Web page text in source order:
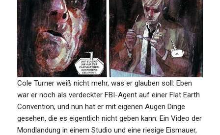
Cole Turner weiß nicht mehr, was er glauben soll: Eben
war er noch als verdeckter FBI-Agent auf einer Flat Earth
Convention, und nun hat er mit eigenen Augen Dinge
gesehen, die es eigentlich nicht geben kann: Ein Video der
Mondlandung in einem Studio und eine riesige Eismauer,